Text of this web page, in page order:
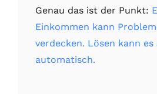
Genau das ist der Punkt:
Einkommen kann
verdecken. Lösen kann
automatisch.